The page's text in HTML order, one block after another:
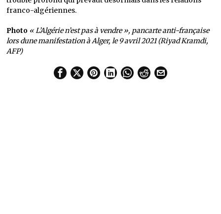
franco-algériennes.
Photo « L’Algérie n’est pas à vendre », pancarte anti-française
lors dune manifestation à Alger, le 9 avril 2021 (Riyad Kramdi,
AFP)